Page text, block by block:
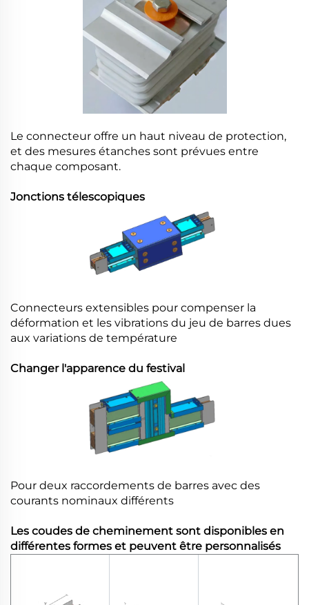
Le connecteur offre un haut niveau de protection,
et des mesures étanches sont prévues entre
chaque composant.
Jonctions télescopiques
Connecteurs extensibles pour compenser la
déformation et les vibrations du jeu de barres dues
aux variations de température
Changer l'apparence du festival
Pour deux raccordements de barres avec des
courants nominaux différents
Les coudes de cheminement sont disponibles en
différentes formes et peuvent être personnalisés